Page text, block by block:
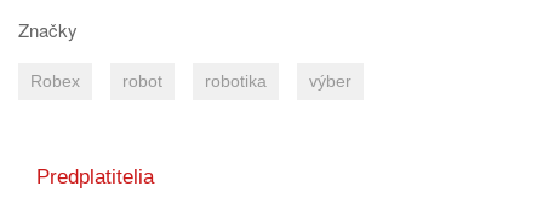
Značky
Robex robot robotika výber
Predplatitelia